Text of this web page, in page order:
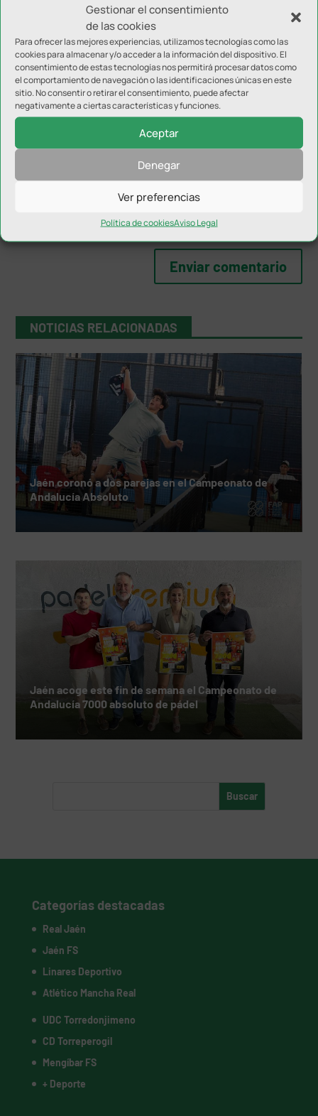
Gestionar el consentimiento
de las cookies
Para ofrecer las mejores experiencias, utilizamos tecnologías como las
cookies para almacenar y/o acceder a la información del dispositivo. El
consentimiento de estas tecnologías nos permitirá procesar datos como
el comportamiento de navegación o las identificaciones únicas en este
sitio. No consentir o retirar el consentimiento, puede afectar
negativamente a ciertas características y funciones.
Aceptar
Denegar
Ver preferencias
Política de cookiesAviso Legal
campos obligatorios están marcados con*
NOTICIAS RELACIONADAS
Jaén coronó a dos parejas en el Campeonato de
Andalucía Absoluto
Jaén acoge este fin de semana el Campeonato de
Andalucía 7000 absoluto de pádel
Categorías destacadas
Real Jaén
Jaén FS
Linares Deportivo
Atlético Mancha Real
UDC Torredonjimeno
CD Torreperogil
Mengíbar FS
+ Deporte